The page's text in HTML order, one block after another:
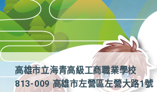
高雄市立海青高級工商職業學校
813-009 高雄市左營區左營大路1號